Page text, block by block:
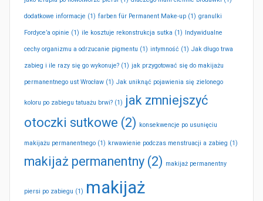
dodatkowe informacje (1) farben für Permanent Make-up (1) granulki
Fordyce’a opinie (1) ile kosztuje rekonstrukcja sutka (1) Indywidualne
cechy organizmu a odrzucanie pigmentu (1) intymność (1) Jak długo trwa
zabieg i ile razy się go wykonuje? (1) jak przygotować się do makijażu
permanentnego ust Wrocław (1) Jak uniknąć pojawienia się zielonego
koloru po zabiegu tatuażu brwi? (1) jak zmniejszyć
otoczki sutkowe (2) konsekwencje po usunięciu
makijażu permanentnego (1) krwawienie podczas menstruacji a zabieg (1)
makijaż permanentny (2) makijaż permanentny
piersi po zabiegu (1) makijaż